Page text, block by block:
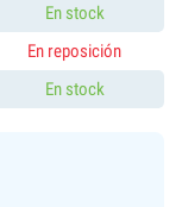
En stock
En reposición
En stock